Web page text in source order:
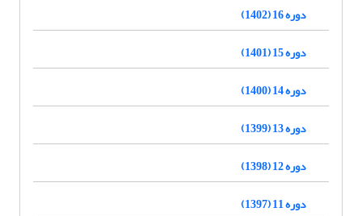
دوره 16 (1402)
دوره 15 (1401)
دوره 14 (1400)
دوره 13 (1399)
دوره 12 (1398)
دوره 11 (1397)